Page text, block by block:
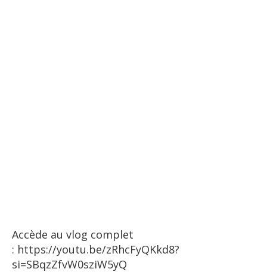
Accède au vlog complet
: https://youtu.be/zRhcFyQKkd8?
si=SBqzZfvW0sziW5yQ